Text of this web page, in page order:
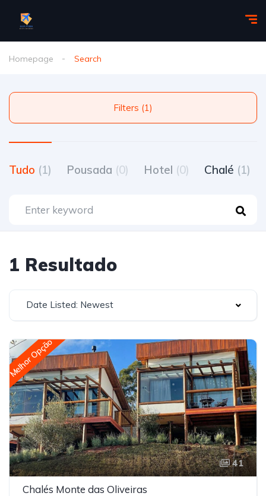
Homepage Search
Filters (1)
Tudo (1) Pousada (0) Hotel (0) Chalé (1)
1 Resultado
Date Listed: Newest
Melhor Opção
41
Chalés Monte das Oliveiras